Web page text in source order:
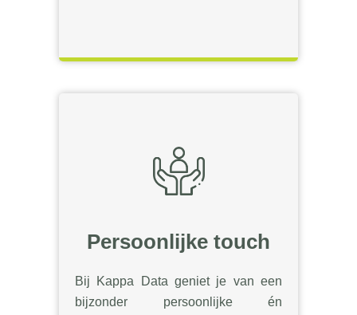
Persoonlijke touch
Bij Kappa Data geniet je van een
bijzonder persoonlijke én